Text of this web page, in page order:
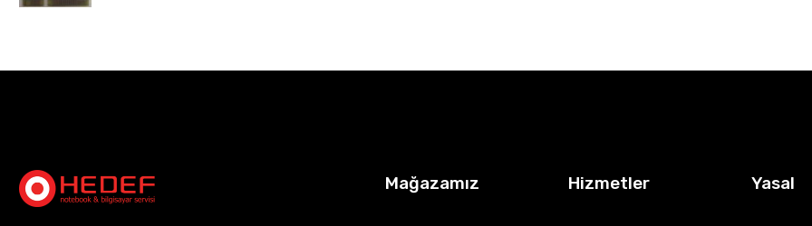
Mağazamız Hizmetler Yasal